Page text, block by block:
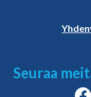
Seuraa